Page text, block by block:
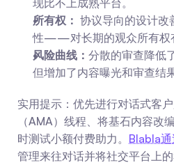
现比不上成熟平台。
所有权： 协议导向的设计改
性——对长期的观众所有权
风险曲线： 分散的审查降低
但增加了内容曝光和审查结
实用提示：优先进行对话式客
（AMA）线程、将基石内容改
时测试小额付费助力。 Blabla
管理来往对话并将社交平台上